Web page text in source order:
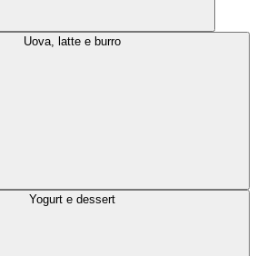
Uova, latte e burro
Yogurt e dessert